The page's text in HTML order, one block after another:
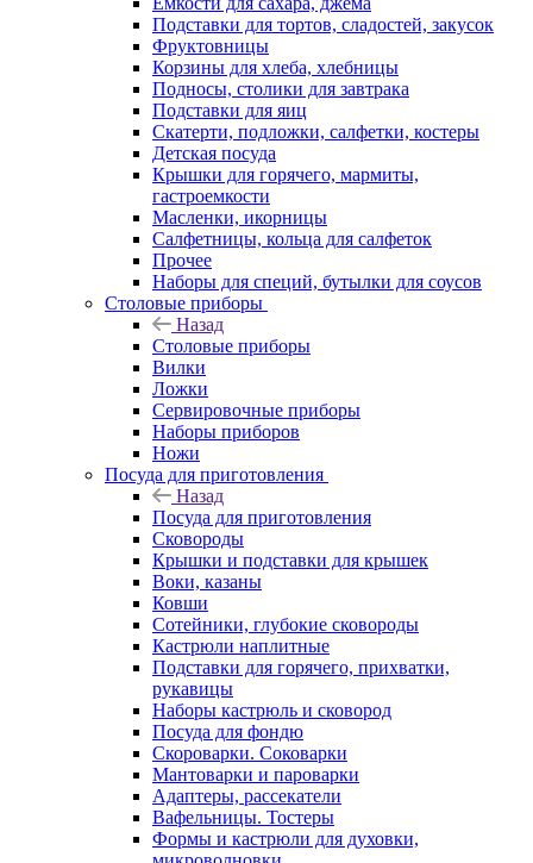
Подставки для тортов, сладостей, закусок
Фруктовницы
Корзины для хлеба, хлебницы
Подносы, столики для завтрака
Подставки для яиц
Скатерти, подложки, салфетки, костеры
Детская посуда
Крышки для горячего, мармиты,
гастроемкости
Масленки, икорницы
Салфетницы, кольца для салфеток
Прочее
Наборы для специй, бутылки для соусов
Столовые приборы
Назад
Столовые приборы
Вилки
Ложки
Сервировочные приборы
Наборы приборов
Ножи
Посуда для приготовления
Назад
Посуда для приготовления
Сковороды
Крышки и подставки для крышек
Воки, казаны
Ковши
Сотейники, глубокие сковороды
Кастрюли наплитные
Подставки для горячего, прихватки,
рукавицы
Наборы кастрюль и сковород
Посуда для фондю
Скороварки. Соковарки
Мантоварки и пароварки
Адаптеры, рассекатели
Вафельницы. Тостеры
Формы и кастрюли для духовки,